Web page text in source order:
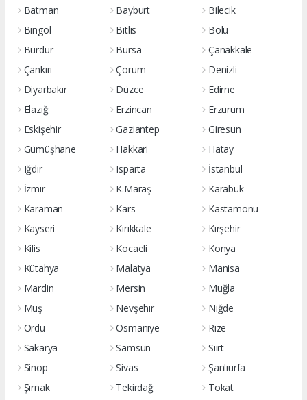
Batman
Bayburt
Bilecik
Bingöl
Bitlis
Bolu
Burdur
Bursa
Çanakkale
Çankırı
Çorum
Denizli
Diyarbakır
Düzce
Edirne
Elazığ
Erzincan
Erzurum
Eskişehir
Gaziantep
Giresun
Gümüşhane
Hakkari
Hatay
Iğdır
Isparta
İstanbul
İzmir
K.Maraş
Karabük
Karaman
Kars
Kastamonu
Kayseri
Kırıkkale
Kırşehir
Kilis
Kocaeli
Konya
Kütahya
Malatya
Manisa
Mardin
Mersin
Muğla
Muş
Nevşehir
Niğde
Ordu
Osmaniye
Rize
Sakarya
Samsun
Siirt
Sinop
Sivas
Şanlıurfa
Şırnak
Tekirdağ Tokat